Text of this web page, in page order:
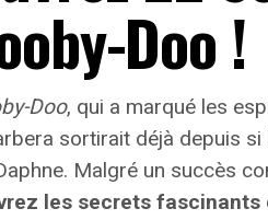
Doo !
Doo, qui a marqué les
sortirait déjà depuis
Malgré un succès
les secrets fascinants